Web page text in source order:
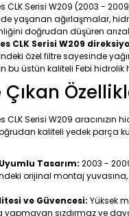
CLK Serisi W209 (2003 -
yaşanan ağırlaşmalar,
doğrudan düşüren
CLK Serisi W209
özel filtre sayesinde
bu üstün kaliteli Febi hidrolik
Çıkan
CLK Serisi W209
kaliteli yedek parça
Tasarım: 2003 -
orijinal montaj
ve Güvencesi: Yüksek
sızdırmaz ve